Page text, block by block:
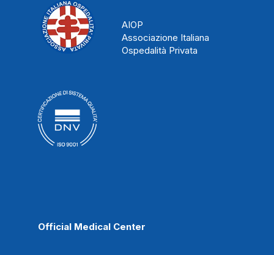
AIOP
Associazione Italiana
Ospedalità Privata
Official Medical Center